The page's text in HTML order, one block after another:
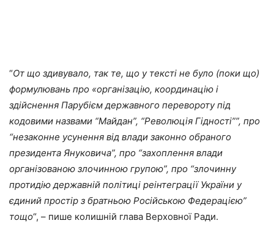
“От що здивувало, так те, що у тексті не було (поки що)
формулювань про «організацію, координацію і
здійснення Парубієм державного перевороту під
кодовими назвами “Майдан”, “Революція Гідності””, про
“незаконне усунення від влади законно обраного
президента Януковича”, про “захоплення влади
організованою злочинною групою”, про “злочинну
протидію державній політиці реінтеграції України у
єдиний простір з братньою Російською Федерацією”
тощо“, – пише колишній глава Верховної Ради.